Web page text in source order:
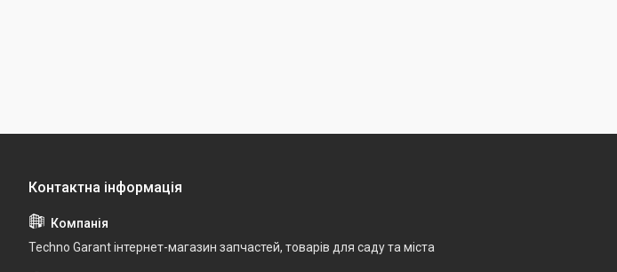
Techno Garant інтернет-магазин запчастей, товарів для саду та міста